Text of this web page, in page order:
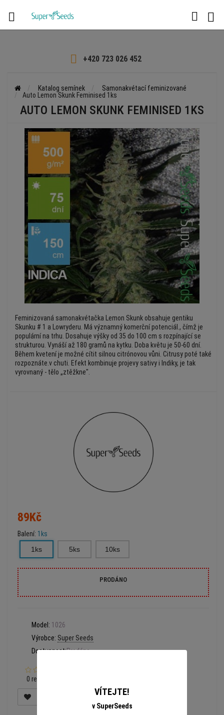
 +420 723 026 452
Katalog semínek
Samonakvétací feminizované
Auto Lemon Skunk Feminised 1ks
AUTO LEMON SKUNK FEMINISED 1KS
Feminizovaná samonakvétačka Lemon Skunk obsahuje gentiku
Skunku # 1 a Lowryderu. Má významný komerční potenciál., čímž je
populární na trhu. Dosahuje výšky od 35 do 100 cm s rozpínající se
strukturou. Vynáší až 180 gramů na kytku. Doba květu je 50-60 dní.
Během kvetení je možné cítit silnou citrónovou vůni. Citrusy poté také
rozpoznáte.v chuti. Efekt kombinuje projevy sativy i Indiky, je tak
vyrovnaný - tělo „ztěžkne".
89Kč
Balení: 1ks
1ks
5ks 10ks
PRODÁNO
Model: 1026
Výrobce: Super Seeds
Dostupnost:Prodáno
0 recenzí
VÍTEJTE!
v SuperSeeds